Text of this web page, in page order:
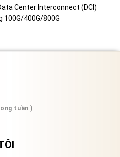
Center Interconnect (DCI)
100G/400G/800G
tuần )